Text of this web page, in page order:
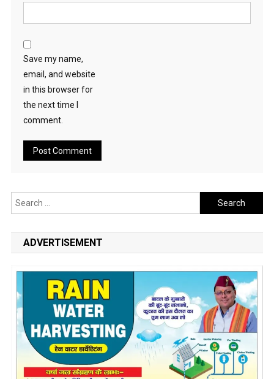
Save my name,
email, and website
in this browser for
the next time I
comment.
Search
for:
ADVERTISEMENT